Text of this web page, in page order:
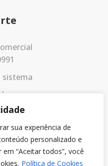
sua experiência de
personalizado e
“Aceitar todos”, você
Política de Cookies
sistema
uso